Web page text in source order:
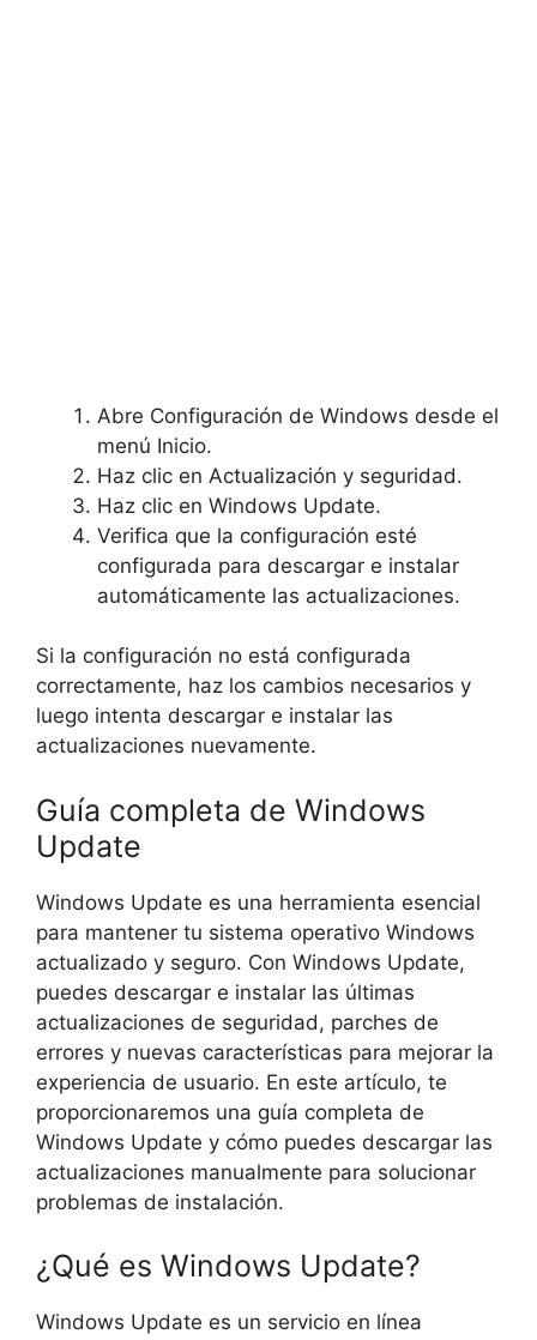
Abre Configuración de Windows desde el
menú Inicio.
Haz clic en Actualización y seguridad.
Haz clic en Windows Update.
Verifica que la configuración esté
configurada para descargar e instalar
automáticamente las actualizaciones.
Si la configuración no está configurada
correctamente, haz los cambios necesarios y
luego intenta descargar e instalar las
actualizaciones nuevamente.
Guía completa de Windows
Update
Windows Update es una herramienta esencial
para mantener tu sistema operativo Windows
actualizado y seguro. Con Windows Update,
puedes descargar e instalar las últimas
actualizaciones de seguridad, parches de
errores y nuevas características para mejorar la
experiencia de usuario. En este artículo, te
proporcionaremos una guía completa de
Windows Update y cómo puedes descargar las
actualizaciones manualmente para solucionar
problemas de instalación.
¿Qué es Windows Update?
Windows Update es un servicio en línea